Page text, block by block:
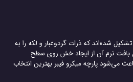
تشکیل شده‌اند که ذرات گردوغبار و لکه را به
نرم آن از ایجاد خش روی سطح
می‌شود پارچه میکرو فیبر بهترین انتخاب